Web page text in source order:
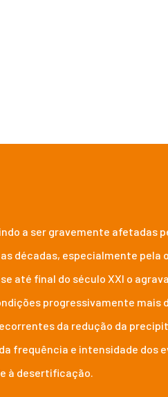
a ser gravemente afetadas
décadas, especialmente pela
até final do século XXI o
progressivamente mais
da redução da
frequência e intensidade dos
à desertificação.